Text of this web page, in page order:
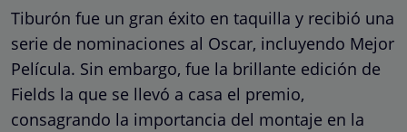
Tiburón fue un gran éxito en taquilla y recibió una
serie de nominaciones al Oscar, incluyendo Mejor
Película. Sin embargo, fue la brillante edición de
Fields la que se llevó a casa el premio,
consagrando la importancia del montaje en la